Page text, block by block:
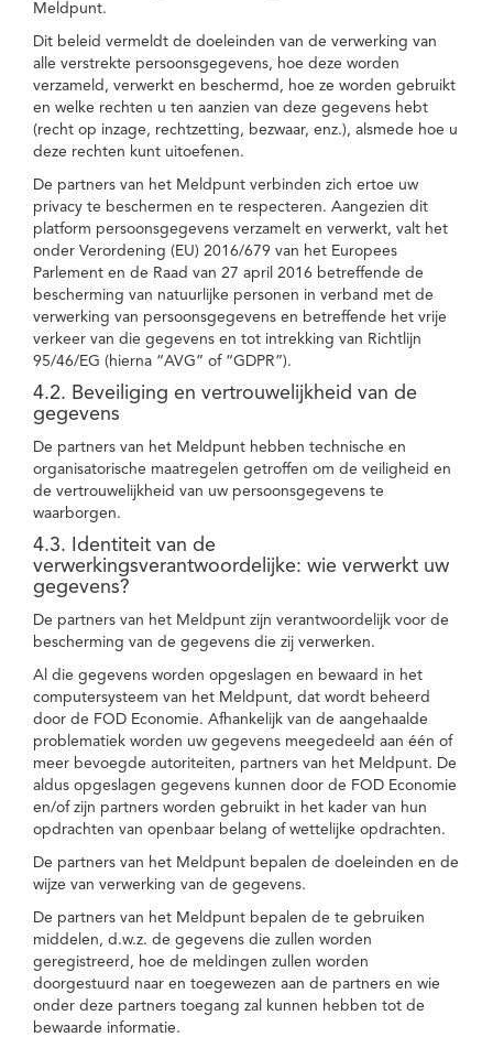
Meldpunt.
Dit beleid vermeldt de doeleinden van de verwerking van
alle verstrekte persoonsgegevens, hoe deze worden
verzameld, verwerkt en beschermd, hoe ze worden gebruikt
en welke rechten u ten aanzien van deze gegevens hebt
(recht op inzage, rechtzetting, bezwaar, enz.), alsmede hoe u
deze rechten kunt uitoefenen.
De partners van het Meldpunt verbinden zich ertoe uw
privacy te beschermen en te respecteren. Aangezien dit
platform persoonsgegevens verzamelt en verwerkt, valt het
onder Verordening (EU) 2016/679 van het Europees
Parlement en de Raad van 27 april 2016 betreffende de
bescherming van natuurlijke personen in verband met de
verwerking van persoonsgegevens en betreffende het vrije
verkeer van die gegevens en tot intrekking van Richtlijn
95/46/EG (hierna “AVG” of “GDPR”).
4.2. Beveiliging en vertrouwelijkheid van de
gegevens
De partners van het Meldpunt hebben technische en
organisatorische maatregelen getroffen om de veiligheid en
de vertrouwelijkheid van uw persoonsgegevens te
waarborgen.
4.3. Identiteit van de
verwerkingsverantwoordelijke: wie verwerkt uw
gegevens?
De partners van het Meldpunt zijn verantwoordelijk voor de
bescherming van de gegevens die zij verwerken.
Al die gegevens worden opgeslagen en bewaard in het
computersysteem van het Meldpunt, dat wordt beheerd
door de FOD Economie. Afhankelijk van de aangehaalde
problematiek worden uw gegevens meegedeeld aan één of
meer bevoegde autoriteiten, partners van het Meldpunt. De
aldus opgeslagen gegevens kunnen door de FOD Economie
en/of zijn partners worden gebruikt in het kader van hun
opdrachten van openbaar belang of wettelijke opdrachten.
De partners van het Meldpunt bepalen de doeleinden en de
wijze van verwerking van de gegevens.
De partners van het Meldpunt bepalen de te gebruiken
middelen, d.w.z. de gegevens die zullen worden
geregistreerd, hoe de meldingen zullen worden
doorgestuurd naar en toegewezen aan de partners en wie
onder deze partners toegang zal kunnen hebben tot de
bewaarde informatie.